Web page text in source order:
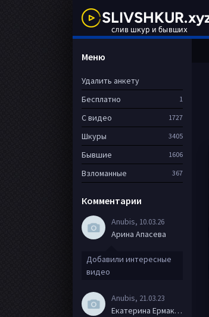
Меню
Удалить анкету
Бесплатно
1
С видео 1727
Шкуры 3405
Бывшие 1606
Взломанные 367
Комментарии
Anubis, 10.03.26
Арина Апасева
Добавили интересные
видео
Anubis, 21.03.23
Екатерина Ермакова